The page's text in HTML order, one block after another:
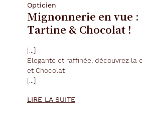
Opticien
Mignonnerie en vue
Tartine & Chocolat !
[...]
Elegante et raffinée, découvrez la
et Chocolat
[...]
LIRE LA SUITE